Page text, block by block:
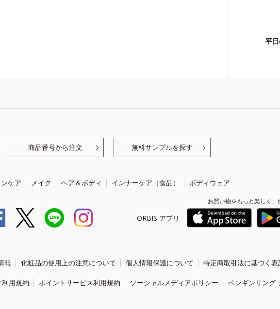
平
商品番号から注文 無料サンプルを探す
ケア メイク ヘア＆ボディ インナーケア（食品） ボディウェア
ORBIS アプリ
お買い物をもっと楽しく、
報 化粧品の使用上の注意について 個人情報保護について 特定商取引法に基づく表
用規約 ポイントサービス利用規約 ソーシャルメディアポリシー ペンギンリング